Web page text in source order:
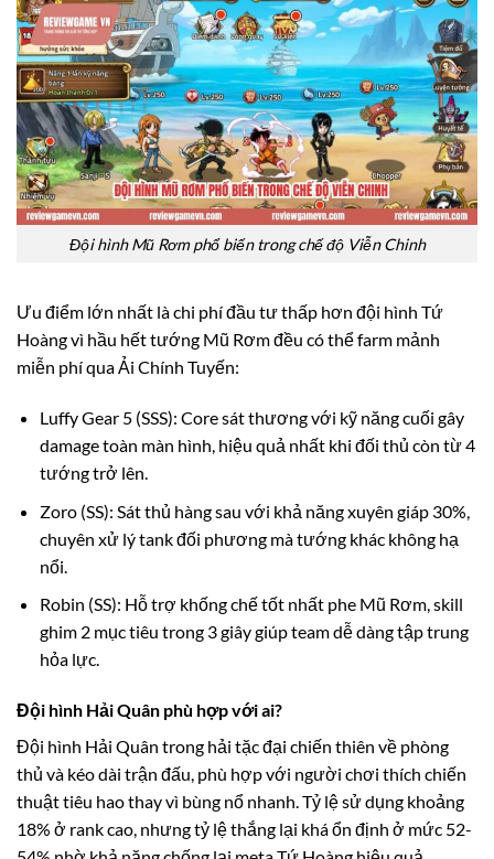
Đội hình Mũ Rơm phổ biến trong chế độ Viễn Chinh
Ưu điểm lớn nhất là chi phí đầu tư thấp hơn đội hình Tứ
Hoàng vì hầu hết tướng Mũ Rơm đều có thể farm mảnh
miễn phí qua Ải Chính Tuyến:
Luffy Gear 5 (SSS): Core sát thương với kỹ năng cuối gây
damage toàn màn hình, hiệu quả nhất khi đối thủ còn từ 4
tướng trở lên.
Zoro (SS): Sát thủ hàng sau với khả năng xuyên giáp 30%,
chuyên xử lý tank đối phương mà tướng khác không hạ
nổi.
Robin (SS): Hỗ trợ khống chế tốt nhất phe Mũ Rơm, skill
ghim 2 mục tiêu trong 3 giây giúp team dễ dàng tập trung
hỏa lực.
Đội hình Hải Quân phù hợp với ai?
Đội hình Hải Quân trong hải tặc đại chiến thiên về phòng
thủ và kéo dài trận đấu, phù hợp với người chơi thích chiến
thuật tiêu hao thay vì bùng nổ nhanh. Tỷ lệ sử dụng khoảng
18% ở rank cao, nhưng tỷ lệ thắng lại khá ổn định ở mức 52-